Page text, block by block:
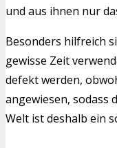
und aus ihnen nur
Besonders hilfreich
gewisse Zeit
defekt werden,
angewiesen, sodass
Welt ist deshalb ein